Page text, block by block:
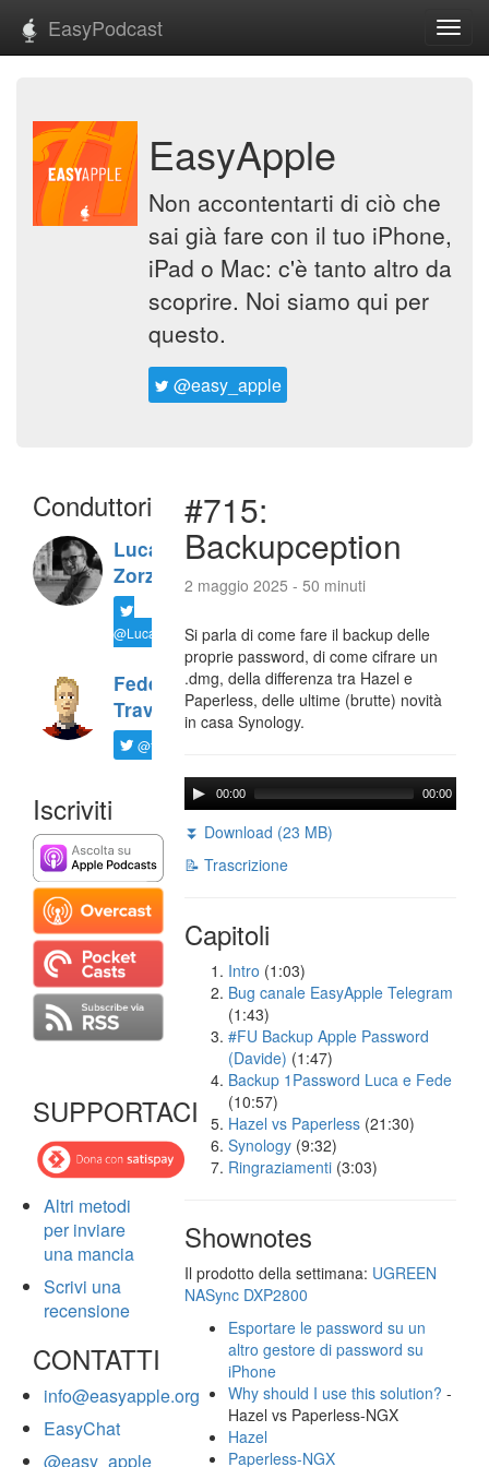
EasyPodcast
EasyApple
Non accontentarti di ciò che
sai già fare con il tuo iPhone,
iPad o Mac: c'è tanto altro da
scoprire. Noi siamo qui per
questo.
@easy_apple
Conduttori
Luca
Zorzi
@LucaTNT
Federico
Travaini
@ftrava
Iscriviti
SUPPORTACI
Altri metodi
per inviare
una mancia
Scrivi una
recensione
CONTATTI
info@easyapple.org
EasyChat
@easy_apple
#715:
Backupception
2 maggio 2025 - 50 minuti
Si parla di come fare il backup delle
proprie password, di come cifrare un
.dmg, della differenza tra Hazel e
Paperless, delle ultime (brutte) novità
in casa Synology.
00:00 00:00
⏬ Download (23 MB)
📝 Trascrizione
Capitoli
Intro (1:03)
Bug canale EasyApple Telegram
(1:43)
#FU Backup Apple Password
(Davide) (1:47)
Backup 1Password Luca e Fede
(10:57)
Hazel vs Paperless (21:30)
Synology (9:32)
Ringraziamenti (3:03)
Shownotes
Il prodotto della settimana: UGREEN
NASync DXP2800
Esportare le password su un
altro gestore di password su
iPhone
Why should I use this solution? -
Hazel vs Paperless-NGX
Hazel
Paperless-NGX